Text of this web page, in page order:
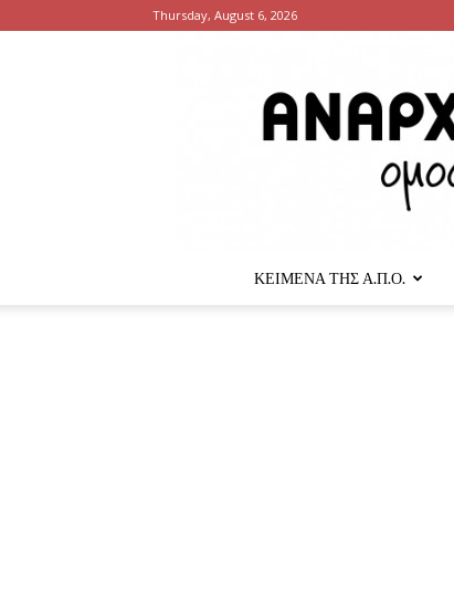
Thursday, August 6, 2026
ΚΕΙΜΕΝΑ ΤΗΣ Α.Π.Ο.